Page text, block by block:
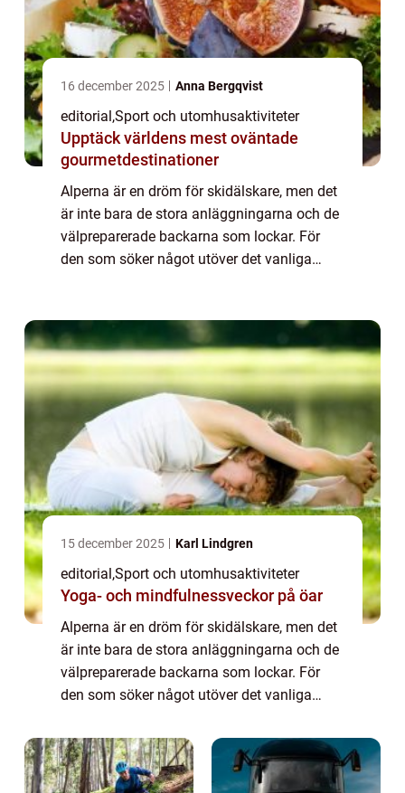
16 december 2025 Anna Bergqvist
editorial,Sport och utomhusaktiviteter
Upptäck världens mest oväntade
gourmetdestinationer
Alperna är en dröm för skidälskare, men det
är inte bara de stora anläggningarna och de
välpreparerade backarna som lockar. För
den som söker något utöver det vanliga
15 december 2025 Karl Lindgren
editorial,Sport och utomhusaktiviteter
Yoga- och mindfulnessveckor på öar
Alperna är en dröm för skidälskare, men det
är inte bara de stora anläggningarna och de
välpreparerade backarna som lockar. För
den som söker något utöver det vanliga